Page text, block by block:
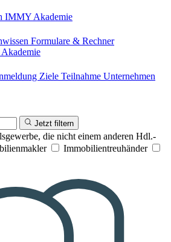
IMMY Akademie
Formulare & Rechner
Ziele Teilnahme Unternehmen
Jetzt filtern
die nicht einem anderen Hdl.-
Immobilientreuhänder